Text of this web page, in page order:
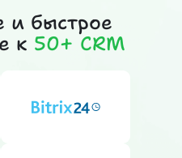
и быстрое
к 50+ CRM